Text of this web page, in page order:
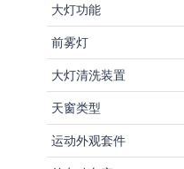
大灯功能
前雾灯
大灯清洗装置
天窗类型
运动外观套件